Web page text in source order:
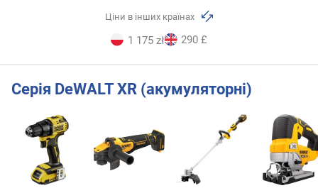
Ціни в інших країнах
1 175 zł 290 £
Серія DeWALT XR (акумуляторні)